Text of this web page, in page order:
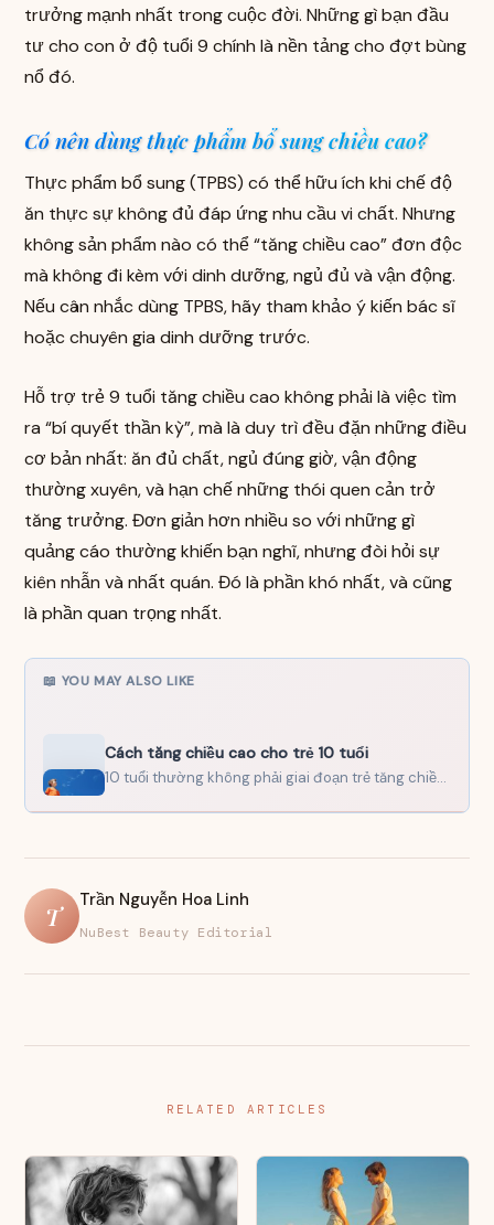
trưởng mạnh nhất trong cuộc đời. Những gì bạn đầu
tư cho con ở độ tuổi 9 chính là nền tảng cho đợt bùng
nổ đó.
Có nên dùng thực phẩm bổ sung chiều cao?
Thực phẩm bổ sung (TPBS) có thể hữu ích khi chế độ
ăn thực sự không đủ đáp ứng nhu cầu vi chất. Nhưng
không sản phẩm nào có thể “tăng chiều cao” đơn độc
mà không đi kèm với dinh dưỡng, ngủ đủ và vận động.
Nếu cân nhắc dùng TPBS, hãy tham khảo ý kiến bác sĩ
hoặc chuyên gia dinh dưỡng trước.
Hỗ trợ trẻ 9 tuổi tăng chiều cao không phải là việc tìm
ra “bí quyết thần kỳ”, mà là duy trì đều đặn những điều
cơ bản nhất: ăn đủ chất, ngủ đúng giờ, vận động
thường xuyên, và hạn chế những thói quen cản trở
tăng trưởng. Đơn giản hơn nhiều so với những gì
quảng cáo thường khiến bạn nghĩ, nhưng đòi hỏi sự
kiên nhẫn và nhất quán. Đó là phần khó nhất, và cũng
là phần quan trọng nhất.
📖 YOU MAY ALSO LIKE
Cách tăng chiều cao cho trẻ 10 tuổi
10 tuổi thường không phải giai đoạn trẻ tăng chiều cao nhanh nhất, nhưng lại là thời điểm…
T
Trần Nguyễn Hoa Linh
NuBest Beauty Editorial
RELATED ARTICLES